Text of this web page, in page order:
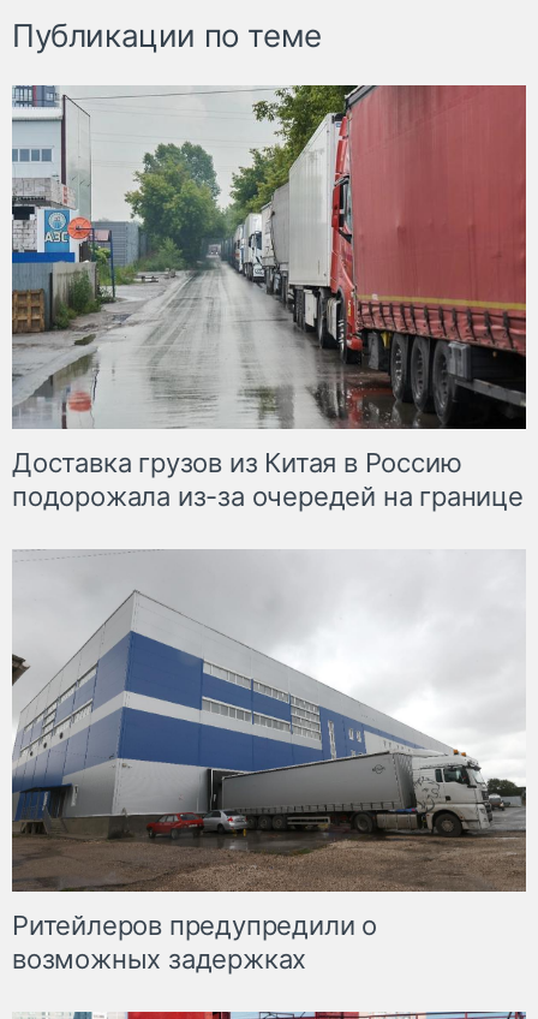
Публикации по теме
Доставка грузов из Китая в Россию
подорожала из-за очередей на границе
Ритейлеров предупредили о
возможных задержках